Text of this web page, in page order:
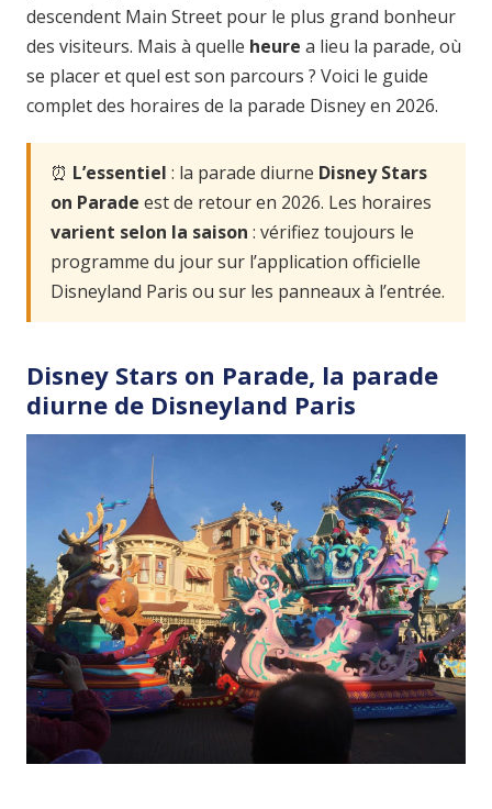
descendent Main Street pour le plus grand bonheur
des visiteurs. Mais à quelle heure a lieu la parade, où
se placer et quel est son parcours ? Voici le guide
complet des horaires de la parade Disney en 2026.
⏰ L’essentiel : la parade diurne Disney Stars
on Parade est de retour en 2026. Les horaires
varient selon la saison : vérifiez toujours le
programme du jour sur l’application officielle
Disneyland Paris ou sur les panneaux à l’entrée.
Disney Stars on Parade, la parade
diurne de Disneyland Paris